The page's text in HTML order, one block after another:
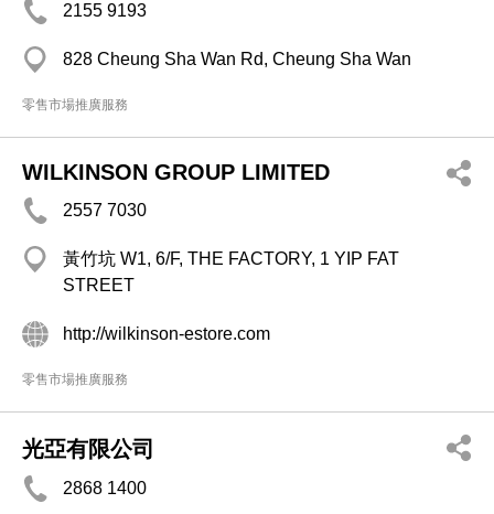
2155 9193
828 Cheung Sha Wan Rd, Cheung Sha Wan
零售市場推廣服務
WILKINSON GROUP LIMITED
2557 7030
黃竹坑 W1, 6/F, THE FACTORY, 1 YIP FAT
STREET
http://wilkinson-estore.com
零售市場推廣服務
光亞有限公司
2868 1400